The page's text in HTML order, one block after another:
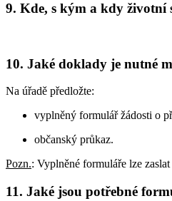
9. Kde, s kým a kdy životní
10. Jaké doklady je nutné
Na úřadě předložte:
vyplněný formulář žádosti o
občanský průkaz.
Pozn.: Vyplněné formuláře lze
11. Jaké jsou potřebné